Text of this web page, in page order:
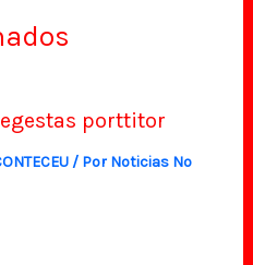
porttitor
/ Por Noticias No